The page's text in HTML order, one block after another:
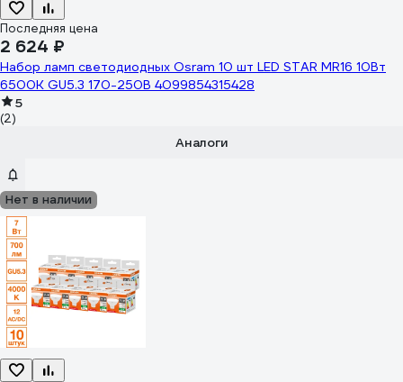
Последняя цена
2 624 ₽
Набор ламп светодиодных Osram 10 шт LED STAR MR16 10Вт
6500К GU5.3 170-250В 4099854315428
5
(2)
Аналоги
Нет в наличии